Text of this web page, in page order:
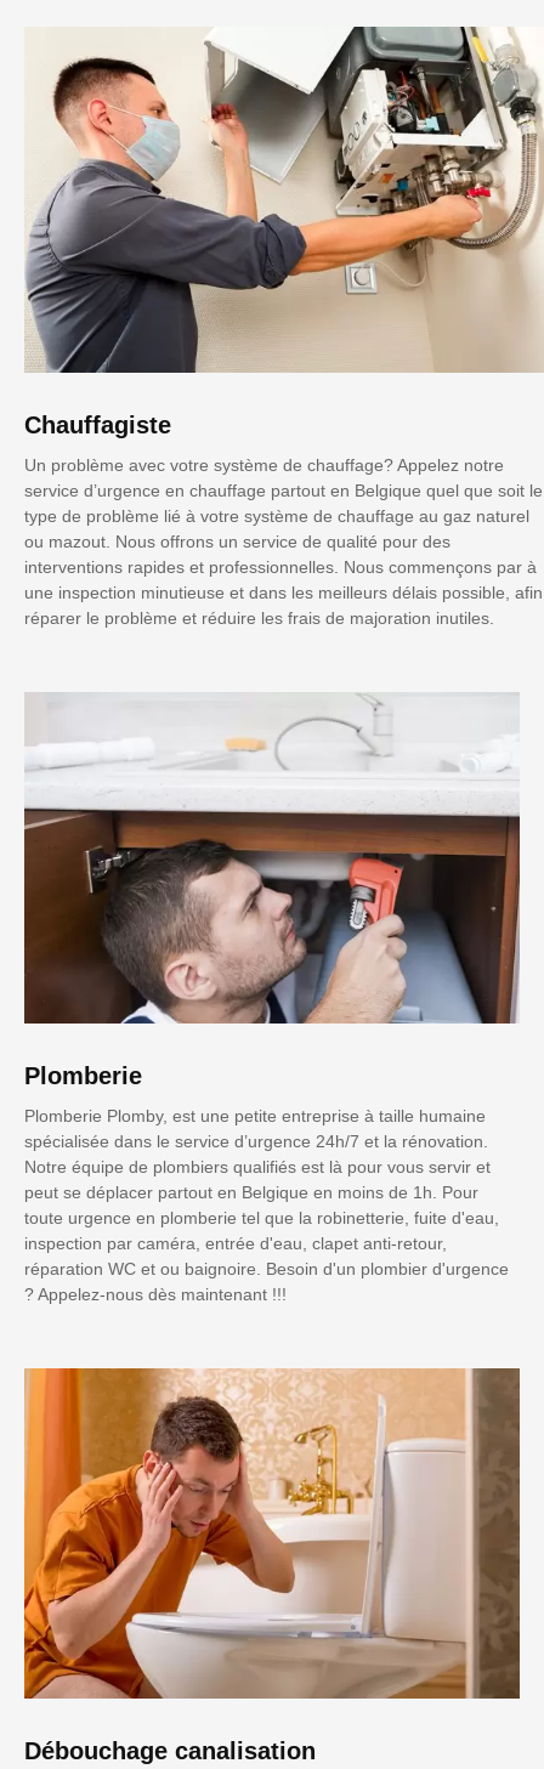
Chauffagiste
Un problème avec votre système de chauffage? Appelez notre
service d’urgence en chauffage partout en Belgique quel que soit le
type de problème lié à votre système de chauffage au gaz naturel
ou mazout. Nous offrons un service de qualité pour des
interventions rapides et professionnelles. Nous commençons par à
une inspection minutieuse et dans les meilleurs délais possible, afin
réparer le problème et réduire les frais de majoration inutiles.
Plomberie
Plomberie Plomby, est une petite entreprise à taille humaine
spécialisée dans le service d’urgence 24h/7 et la rénovation.
Notre équipe de plombiers qualifiés est là pour vous servir et
peut se déplacer partout en Belgique en moins de 1h. Pour
toute urgence en plomberie tel que la robinetterie, fuite d'eau,
inspection par caméra, entrée d'eau, clapet anti-retour,
réparation WC et ou baignoire. Besoin d'un plombier d'urgence
? Appelez-nous dès maintenant !!!
Débouchage canalisation